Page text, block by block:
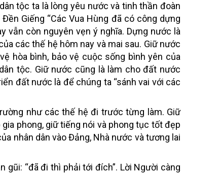
tộc ta là lòng yêu nước và tinh thần đoàn
Giếng “Các Vua Hùng đã có công dựng
vẫn còn nguyên vẹn ý nghĩa. Dựng nước là
các thế hệ hôm nay và mai sau. Giữ nước
hòa bình, bảo vệ cuộc sống bình yên của
tộc. Giữ nước cũng là làm cho đất nước
đất nước là để chúng ta “sánh vai với các
như các thế hệ đi trước từng làm. Giữ
phong, giữ tiếng nói và phong tục tốt đẹp
nhân dân vào Đảng, Nhà nước và tương lai
“đã đi thì phải tới đích”. Lời Người càng